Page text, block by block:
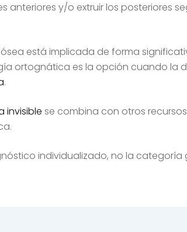
y/o extruir los posteriores
está implicada de forma
ortognática es la opción cuando la
.
invisible se combina con otros
individualizado, no la categoría